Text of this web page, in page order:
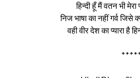
हिन्दी हूँ मैं वतन भी मेरा
निज भाषा का नहीं गर्व जिसे
वही वीर देश का प्यारा है